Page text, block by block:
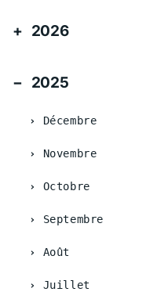
2026
2025
Décembre
Novembre
Octobre
Septembre
Août
Juillet